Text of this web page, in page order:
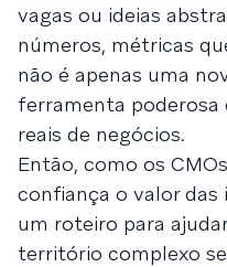
vagas ou ideias
números, métricas
não é apenas uma
ferramenta poderosa
reais de negócios.
Então, como os
confiança o valor das
um roteiro para
território complexo